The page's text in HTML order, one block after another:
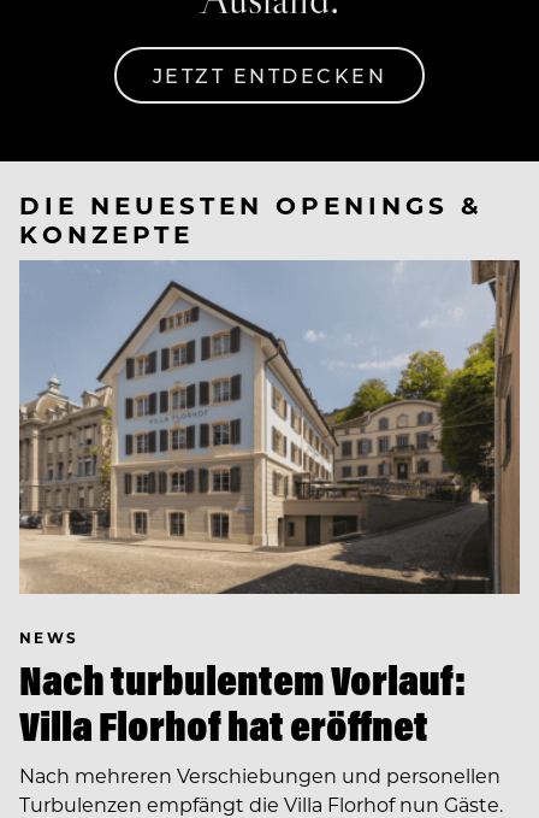
JETZT ENTDECKEN
DIE NEUESTEN OPENINGS &
KONZEPTE
NEWS
Nach turbulentem Vorlauf:
Villa Florhof hat eröffnet
Nach mehreren Verschiebungen und personellen
Turbulenzen empfängt die Villa Florhof nun Gäste.